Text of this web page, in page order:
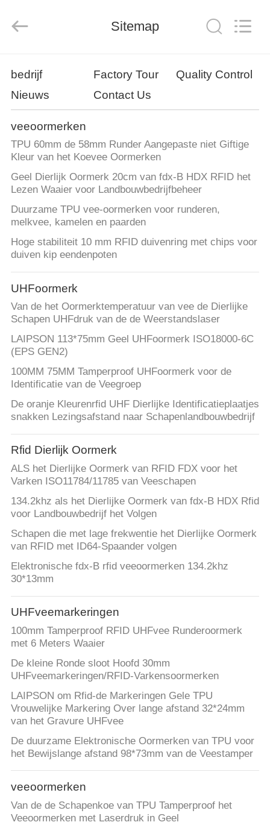
PRODUCTEN
ONGEVEER
ONS
FABRIEKSREIS
KWALITEITSCONTROLE
CONTACTEER
ONS
NIEUWS
VERZOEK
OM
EEN
SITEMAP
PRIVACY
Rights
Reserved.
Sitemap
bedrijf Factory Tour
Quality Control
Nieuws
Contact Us
veeoormerken
TPU 60mm de 58mm Runder Aangepaste niet Giftige
Kleur van het Koevee Oormerken
Geel Dierlijk Oormerk 20cm van fdx-B HDX RFID het
Lezen Waaier voor Landbouwbedrijfbeheer
Duurzame TPU vee-oormerken voor runderen,
melkvee, kamelen en paarden
Hoge stabiliteit 10 mm RFID duivenring met chips voor
duiven kip eendenpoten
UHFoormerk
Van de het Oormerktemperatuur van vee de Dierlijke
Schapen UHFdruk van de de Weerstandslaser
LAIPSON 113*75mm Geel UHFoormerk ISO18000-6C
(EPS GEN2)
100MM 75MM Tamperproof UHFoormerk voor de
Identificatie van de Veegroep
De oranje Kleurenrfid UHF Dierlijke Identificatieplaatjes
snakken Lezingsafstand naar Schapenlandbouwbedrijf
Rfid Dierlijk Oormerk
ALS het Dierlijke Oormerk van RFID FDX voor het
Varken ISO11784/11785 van Veeschapen
134.2khz als het Dierlijke Oormerk van fdx-B HDX Rfid
voor Landbouwbedrijf het Volgen
Schapen die met lage frekwentie het Dierlijke Oormerk
van RFID met ID64-Spaander volgen
Elektronische fdx-B rfid veeoormerken 134.2khz
30*13mm
UHFveemarkeringen
100mm Tamperproof RFID UHFvee Runderoormerk
met 6 Meters Waaier
De kleine Ronde sloot Hoofd 30mm
UHFveemarkeringen/RFID-Varkensoormerken
LAIPSON om Rfid-de Markeringen Gele TPU
Vrouwelijke Markering Over lange afstand 32*24mm
van het Gravure UHFvee
De duurzame Elektronische Oormerken van TPU voor
het Bewijslange afstand 98*73mm van de Veestamper
veeoormerken
Van de de Schapenkoe van TPU Tamperproof het
Veeoormerken met Laserdruk in Geel